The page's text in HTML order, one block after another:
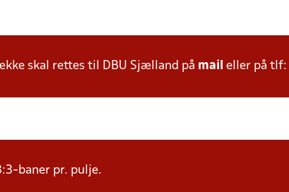
skal rettes til DBU Sjælland på mail eller på tlf:
baner pr. pulje.